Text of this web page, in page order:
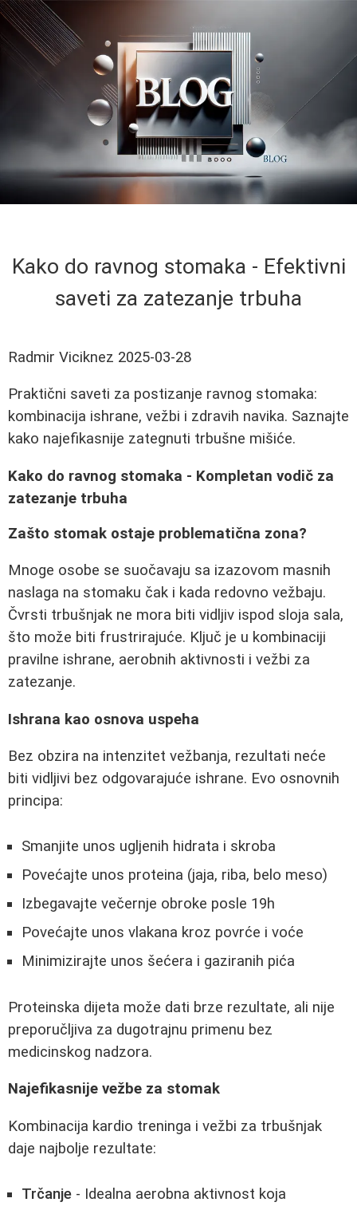
Kako do ravnog stomaka - Efektivni
saveti za zatezanje trbuha
Radmir Viciknez 2025-03-28
Praktični saveti za postizanje ravnog stomaka:
kombinacija ishrane, vežbi i zdravih navika. Saznajte
kako najefikasnije zategnuti trbušne mišiće.
Kako do ravnog stomaka - Kompletan vodič za
zatezanje trbuha
Zašto stomak ostaje problematična zona?
Mnoge osobe se suočavaju sa izazovom masnih
naslaga na stomaku čak i kada redovno vežbaju.
Čvrsti trbušnjak ne mora biti vidljiv ispod sloja sala,
što može biti frustrirajuće. Ključ je u kombinaciji
pravilne ishrane, aerobnih aktivnosti i vežbi za
zatezanje.
Ishrana kao osnova uspeha
Bez obzira na intenzitet vežbanja, rezultati neće
biti vidljivi bez odgovarajuće ishrane. Evo osnovnih
principa:
Smanjite unos ugljenih hidrata i skroba
Povećajte unos proteina (jaja, riba, belo meso)
Izbegavajte večernje obroke posle 19h
Povećajte unos vlakana kroz povrće i voće
Minimizirajte unos šećera i gaziranih pića
Proteinska dijeta može dati brze rezultate, ali nije
preporučljiva za dugotrajnu primenu bez
medicinskog nadzora.
Najefikasnije vežbe za stomak
Kombinacija kardio treninga i vežbi za trbušnjak
daje najbolje rezultate:
Trčanje - Idealna aerobna aktivnost koja